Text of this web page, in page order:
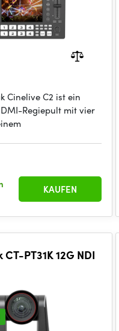
Cinelive C2 ist ein
Regiepult mit vier
KAUFEN
PT31K 12G NDI